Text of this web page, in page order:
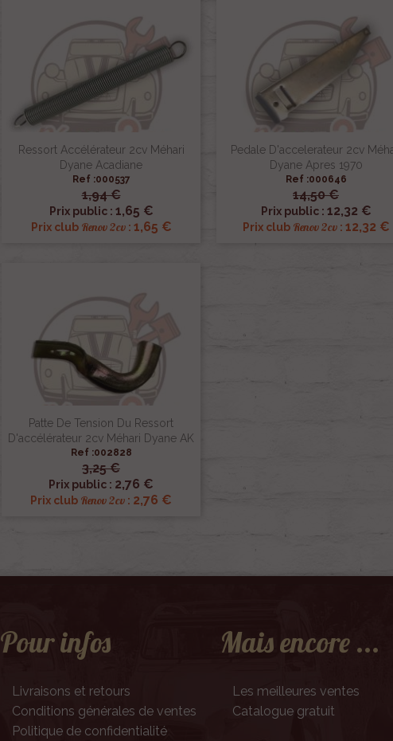
Ressort Accélérateur 2cv Méhari
Dyane Acadiane
Ref :000537
1,94 €
Prix public : 1,65 €
Prix club Renov 2cv: 1,65 €
 Aperçu rapide
Pedale D'accelerateur 2cv
Dyane Apres 1970
Ref :000646
14,50 €
Prix public : 12,32 €
Prix club Renov 2cv: 12,32 €
 Aperçu rapide
Patte De Tension Du Ressort
D'accélérateur 2cv Méhari Dyane AK
Ref :002828
3,25 €
Prix public : 2,76 €
Prix club Renov 2cv : 2,76 €
 Aperçu rapide
Pour infos
Livraisons et retours
Conditions générales de ventes
Politique de confidentialité
Mais encore ...
Les meilleures ventes
Catalogue gratuit